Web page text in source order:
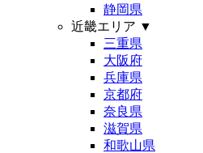
静岡県
近畿エリア ▼
三重県
大阪府
兵庫県
京都府
奈良県
滋賀県
和歌山県